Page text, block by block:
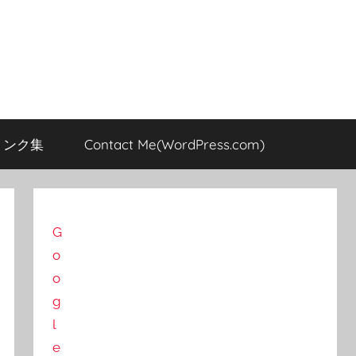
ク集 Contact Me(WordPress.com)
G
o
o
g
l
e